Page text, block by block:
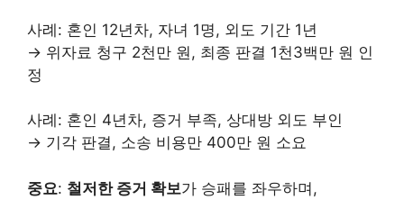
사례: 혼인 12년차, 자녀 1명, 외도 기간 1년
→ 위자료 청구 2천만 원, 최종 판결 1천3백만 원 인
정
사례: 혼인 4년차, 증거 부족, 상대방 외도 부인
→ 기각 판결, 소송 비용만 400만 원 소요
중요: 철저한 증거 확보가 승패를 좌우하며,